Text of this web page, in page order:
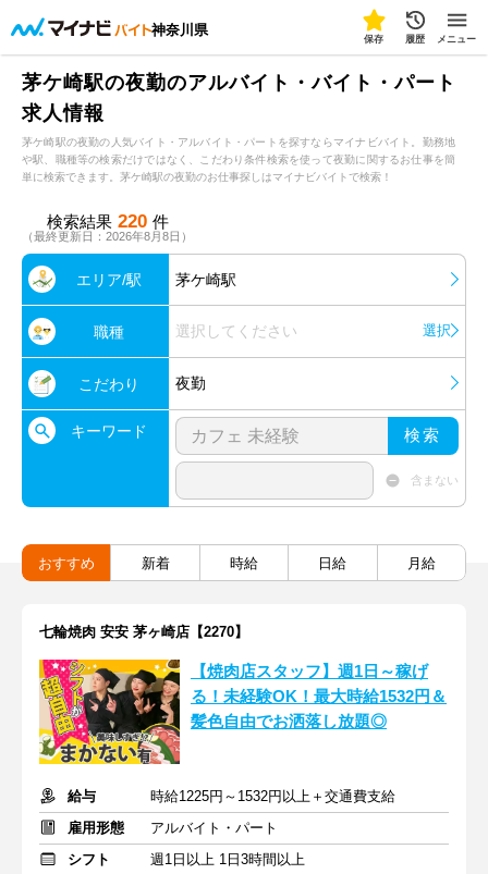
神奈川県
保存 履歴 メニュー
茅ケ崎駅の夜勤のアルバイト・バイト・パート
求人情報
茅ケ崎駅の夜勤の人気バイト・アルバイト・パートを探すならマイナビバイト。勤務地
や駅、職種等の検索だけではなく、こだわり条件検索を使って夜勤に関するお仕事を簡
単に検索できます。茅ケ崎駅の夜勤のお仕事探しはマイナビバイトで検索！
検索結果 220 件
（最終更新日：2026年8月8日）
エリア/駅 茅ケ崎駅
職種 選択してください 選択
こだわり 夜勤
キーワード 検索
含まない
おすすめ 新着 時給 日給 月給
七輪焼肉 安安 茅ヶ崎店【2270】
【焼肉店スタッフ】週1日～稼げ
る！未経験OK！最大時給1532円＆
髪色自由でお洒落し放題◎
給与
時給1225円～1532円以上＋交通費支給
雇用形態
アルバイト・パート
シフト
週1日以上 1日3時間以上